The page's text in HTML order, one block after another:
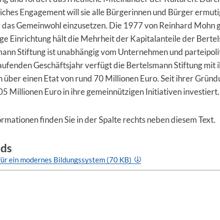
Engagement will sie alle Bürgerin­nen und Bürger
Gemeinwohl einzusetzen. Die 1977 von Reinhard Mohn
Einrichtung hält die Mehrheit der Kapitalanteile der
Stiftung ist unabhängig vom Unternehmen und
Geschäftsjahr verfügt die Bertelsmann Stiftung mit
einen Etat von rund 70 Millionen Euro. Seit ihrer
Millionen Euro in ihre gemeinnützigen Initiativen investiert.
finden Sie in der Spalte rechts neben diesem Text.
ein modernes Bildungssystem (70 KB)